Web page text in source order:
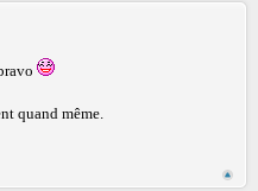
quand même.